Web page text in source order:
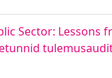
Sector: Lessons